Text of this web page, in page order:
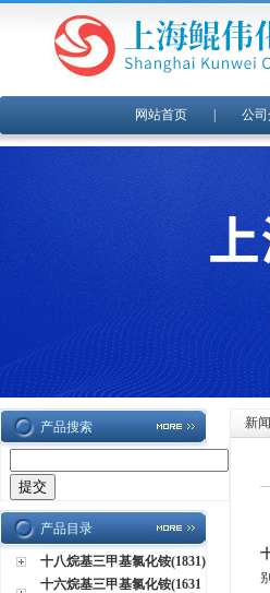
网站首页 公司
产品搜索
产品目录
十八烷基三甲基氯化铵(1831)
十六烷基三甲基氯化铵(1631
新